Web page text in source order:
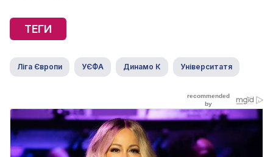
ТЕГИ
Ліга Європи УЄФА Динамо К Університатя